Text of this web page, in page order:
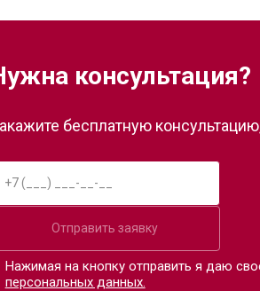
консультация?
бесплатную
Отправить заявку
Нажимая на кнопку отправить я даю
персональных данных.